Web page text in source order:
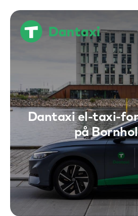
Hop
indholdet
Dantaxi el-taxi-
på